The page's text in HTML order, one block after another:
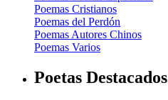
Poemas Cristianos
Poemas del Perdón
Poemas Autores Chinos
Poemas Varios
Poetas Destacados